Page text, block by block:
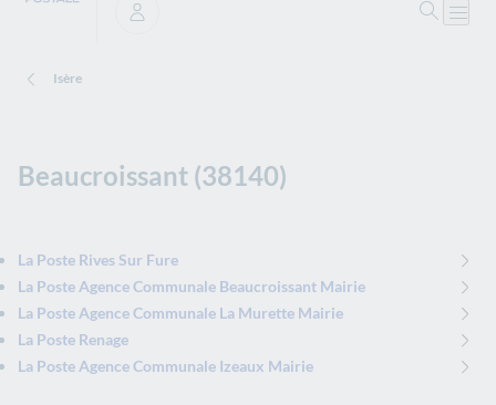
Se connecter
Isère
Beaucroissant (38140)
La Poste Rives Sur Fure
La Poste Agence Communale Beaucroissant Mairie
La Poste Agence Communale La Murette Mairie
La Poste Renage
La Poste Agence Communale Izeaux Mairie